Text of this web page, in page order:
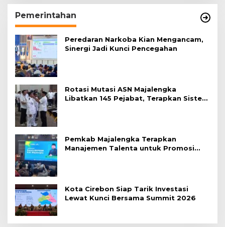
Pemerintahan
Peredaran Narkoba Kian Mengancam,
Sinergi Jadi Kunci Pencegahan
Rotasi Mutasi ASN Majalengka
Libatkan 145 Pejabat, Terapkan Sistem
Pemkab Majalengka Terapkan
Manajemen Talenta untuk Promosi
Kota Cirebon Siap Tarik Investasi
Lewat Kunci Bersama Summit 2026